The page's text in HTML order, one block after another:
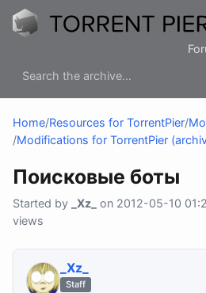
Home/Resources for TorrentPier/
/Modifications for TorrentPier
Поисковые боты
Started by _Xz_
on 2012-05-10
views
_Xz_
Staff